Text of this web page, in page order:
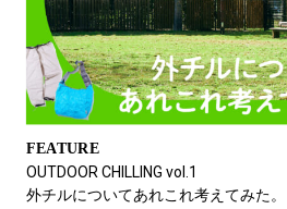
FEATURE
OUTDOOR CHILLING vol.1
外チルについてあれこれ考えてみた。